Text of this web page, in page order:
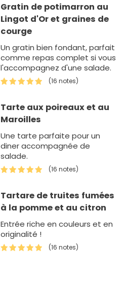
Gratin de potimarron au
Lingot d'Or et graines de
courge
Un gratin bien fondant, parfait
comme repas complet si vous
l'accompagnez d'une salade.
(16 notes)
Tarte aux poireaux et au
Maroilles
Une tarte parfaite pour un
diner accompagnée de
salade.
(16 notes)
Tartare de truites fumées
à la pomme et au citron
Entrée riche en couleurs et en
originalité !
(16 notes)